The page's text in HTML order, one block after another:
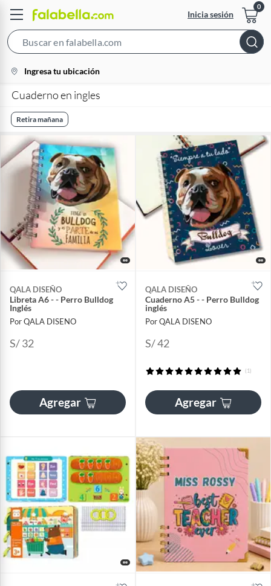
Inicia sesión
Bar
location-
icon
Ingresa tu ubicación
Cuaderno en ingles
Retira mañana
QALA DISEÑO
Libreta A6 - - Perro Bulldog
Inglés
Por QALA DISENO
S/ 32
Agregar
QALA DISEÑO
Cuaderno A5 - - Perro Bulldog
inglés
Por QALA DISENO
S/ 42
(1)
Agregar